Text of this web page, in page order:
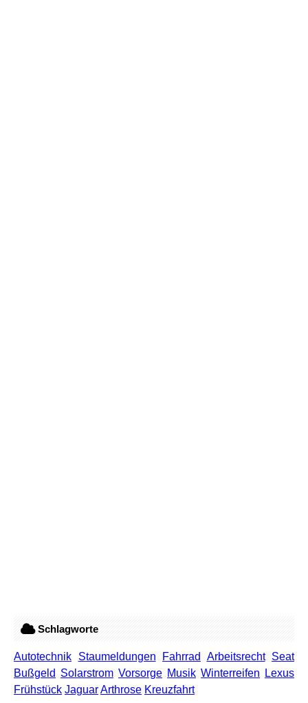
Schlagworte
Autotechnik Staumeldungen Fahrrad Arbeitsrecht
Seat
Bußgeld Solarstrom Vorsorge Musik Winterreifen
Lexus
Frühstück JaguarArthrose Kreuzfahrt